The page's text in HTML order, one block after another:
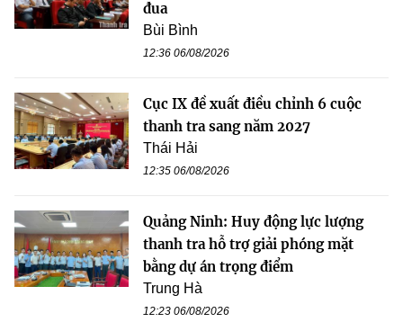
đua
Bùi Bình
12:36 06/08/2026
Cục IX đề xuất điều chỉnh 6 cuộc
thanh tra sang năm 2027
Thái Hải
12:35 06/08/2026
Quảng Ninh: Huy động lực lượng
thanh tra hỗ trợ giải phóng mặt
bằng dự án trọng điểm
Trung Hà
12:23 06/08/2026